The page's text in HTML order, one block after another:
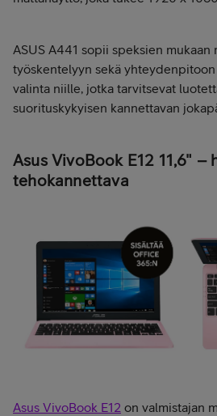
ASUS A441 sopii speksien
työskentelyyn sekä
valinta niille, jotka tarvitsevat
suorituskykyisen kannettavan
Asus VivoBook E12 11,6" –
tehokannettava
Asus VivoBook E12 on valmistajan